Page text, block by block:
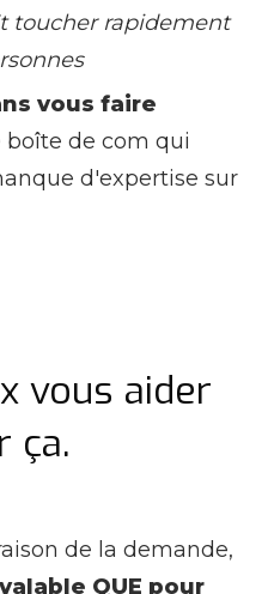
toucher rapidement
vous faire
boîte de com qui
d'expertise sur
vous aider
ça.
de la demande,
valable QUE pour